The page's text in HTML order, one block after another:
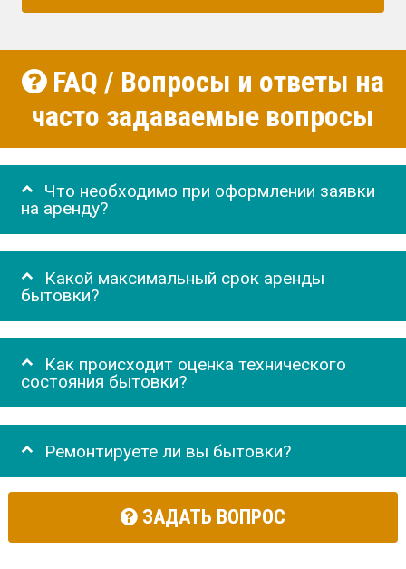
FAQ / Вопросы и ответы на
часто задаваемые вопросы
Что необходимо при оформлении заявки
на аренду?
Какой максимальный срок аренды
бытовки?
Как происходит оценка технического
состояния бытовки?
Ремонтируете ли вы бытовки?
ЗАДАТЬ ВОПРОС